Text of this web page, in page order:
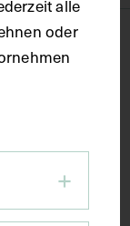
alle
oder